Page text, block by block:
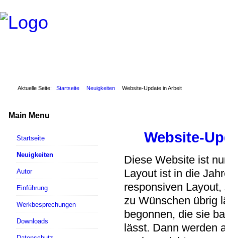
Aktuelle Seite: Startseite Neuigkeiten Website-Update in Arbeit
Main Menu
Startseite
Neuigkeiten
Autor
Einführung
Werkbesprechungen
Downloads
Website-
Diese Website ist
Layout ist in die
responsiven
zu Wünschen übrig
begonnen, die sie
lässt. Dann werden